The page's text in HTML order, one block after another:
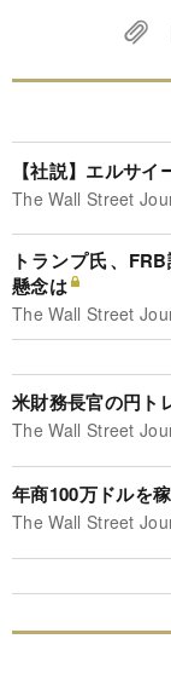
【社説】エルサ
The Wall Street
トランプ氏、
懸念は
The Wall Street
米財務長官の円ト
The Wall Street
年商100万ドルを
The Wall Street